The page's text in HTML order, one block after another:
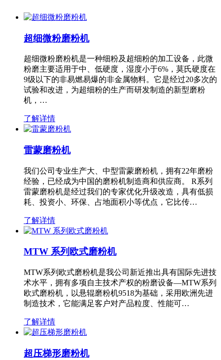
超细微粉磨粉机
超细微粉磨粉机是一种细粉及超细粉的加工设备，此微
粉磨主要适用于中、低硬度，湿度小于6%，莫氏硬度在
9级以下的非易燃易爆的非金属物料。它是经过20多次的
试验和改进，为超细粉的生产而研发制造的新型磨粉
机，…
了解详情
雷蒙磨粉机
我们公司专业生产大、中型雷蒙磨粉机，拥有22年磨粉
经验，已经成为中国的磨粉机制造商和供应商。 R系列
雷蒙磨粉机是经过我们的专家优化升级改造，具有低损
耗、投资小、环保、占地面积小等优点，它比传…
了解详情
MTW 系列欧式磨粉机
MTW系列欧式磨粉机是我公司新近推出具有国际先进技
术水平，拥有多项自主技术产权的粉磨设备—MTW系列
欧式磨粉机，以悬辊磨粉机9518为基础，采用欧洲先进
制造技术，它能满足客户对产品粒度、性能可…
了解详情
超压梯形磨粉机